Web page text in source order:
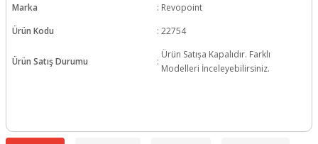
Marka : Revopoint
Ürün Kodu
: 22754
Ürün Satış Durumu :
Ürün Satışa Kapalıdır. Farklı
Modelleri İnceleyebilirsiniz.